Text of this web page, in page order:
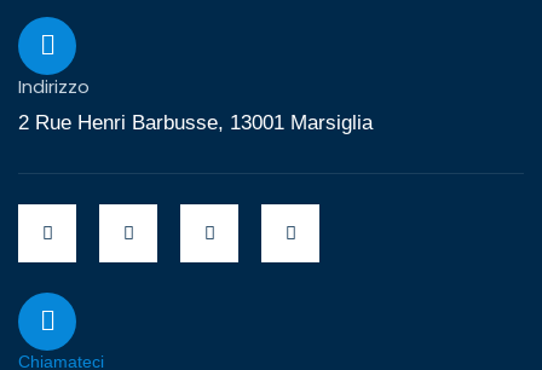
Indirizzo
2 Rue Henri Barbusse, 13001 Marsiglia
Chiamateci